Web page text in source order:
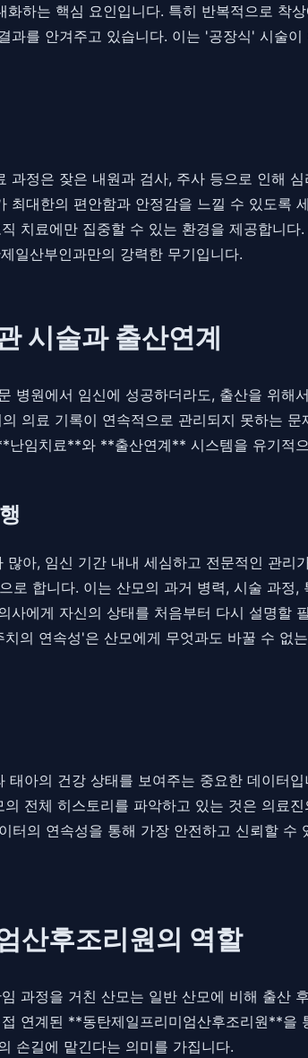
하는 핵심 요인입니다. 특히 반복적으로 착
를 안겨주고 있습니다. 이는 '공장식' 시술
정은 잦은 내원과 검사, 주사 등으로 인해
대한의 편안함과 안정감을 느낄 수 있도록
치료에만 집중할 수 있는 환경을 제공합니
일산부인과만의 강력한 무기입니다.
시술과 출산연계
원에서 임신에 성공하더라도, 출산을 위해
의료 기록이 연속적으로 관리되지 못하는
임치료**와 **출산연계** 시스템을 유기적
아, 임신 기간 내내 세심하고 전문적인 관
합니다. 이는 산모의 과거 병력, 시술 과정
에게 자신의 상태를 처음부터 다시 설명할
의 연속성'은 산모에게 무엇과도 바꿀 수 없
아의 건강 상태를 보여주는 중요한 데이터
전체 히스토리를 파악하고 있는 것은 의료
의 연속성을 통해 가장 안전하고 신뢰할
산후조리원의 역할
과정을 거친 산모는 일반 산모에 비해 출산
연계된 **동탄제일프리미엄산후조리원**을
손길에 맡긴다는 의미를 가집니다.